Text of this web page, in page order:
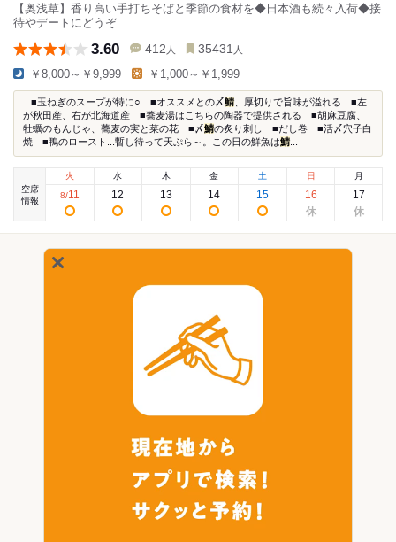
【奥浅草】香り高い手打ちそばと季節の食材を◆日本酒も続々入荷◆接
待やデートにどうぞ
3.60 412 人 35431 人
￥8,000～￥9,999 ￥1,000～￥1,999
...■玉ねぎのスープが特に○ ■オススメとの〆鯖 、厚切りで旨味が溢れる ■左
が秋田産、右が北海道産 ■蕎麦湯はこちらの陶器で提供される ■胡麻豆腐、
牡蠣のもんじゃ、蕎麦の実と菜の花 ■〆鯖の炙り刺し ■だし巻 ■活〆穴子白
焼 ■鴨のロースト...暫し待って天ぷら～。この日の鮮魚は鯖
空席
情報
火
8/11
水
12
木
13
金
14
土
15
日
16
月
17